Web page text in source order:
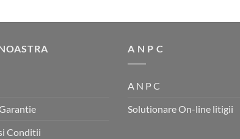
Conditii
A N P C
A N P C
Solutionare On-line litigii